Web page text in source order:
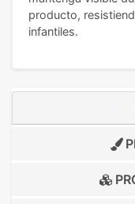
producto,
infantiles.